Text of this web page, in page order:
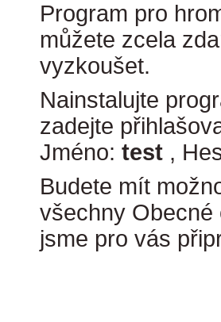
Program pro
můžete zcela
vyzkoušet.
Nainstalujte
zadejte
Jméno: test ,
Budete mít
všechny Obecné
jsme pro vás